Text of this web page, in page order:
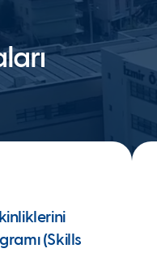
(Skills